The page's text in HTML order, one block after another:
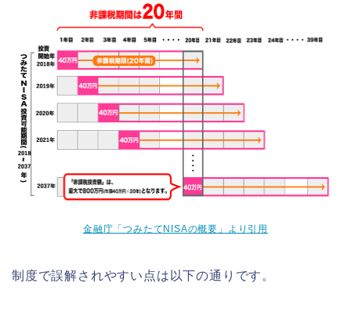
金融庁「つみたてNISAの概要」より引用
制度で誤解されやすい点は以下の通りです。